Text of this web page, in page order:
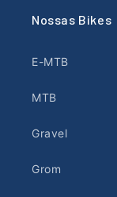
Nossas Bikes
E-MTB
MTB
Gravel
Grom